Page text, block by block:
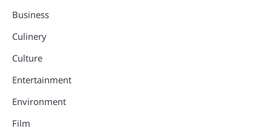
Business
Culinery
Culture
Entertainment
Environment
Film